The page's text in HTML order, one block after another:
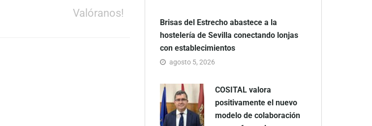
Valóranos!
Brisas del Estrecho abastece a la
hostelería de Sevilla conectando lonjas
con establecimientos
agosto 5, 2026
COSITAL valora
positivamente el nuevo
modelo de colaboración